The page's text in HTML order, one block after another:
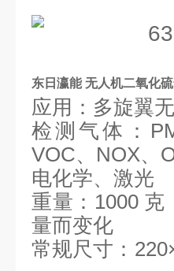
东日瀛能 无人机二氧化
应用：多旋翼
检测气体：
VOC、 NOX、
电化学、激光
重量： 1000 克
量而变化
常规尺寸：